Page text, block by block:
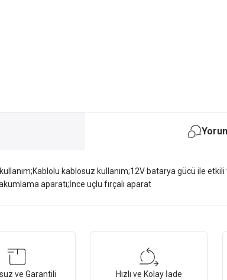
kablosuz kullanım;12V batarya gücü ile
aparatı;İnce uçlu fırçalı aparat
ve Garantili
Hızlı ve Kolay İade